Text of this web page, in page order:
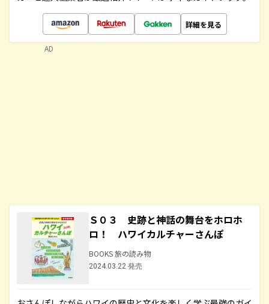
詳細を見る
Ｓ０３ 史跡と神話の舞台をホロホ
ロ！ ハワイカルチャーさんぽ
BOOKS 旅の読み物
2024.03.22 発売
AD